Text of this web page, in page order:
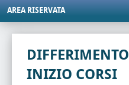
AREA RISERVATA
DIFFERIMENTO
INIZIO CORSI